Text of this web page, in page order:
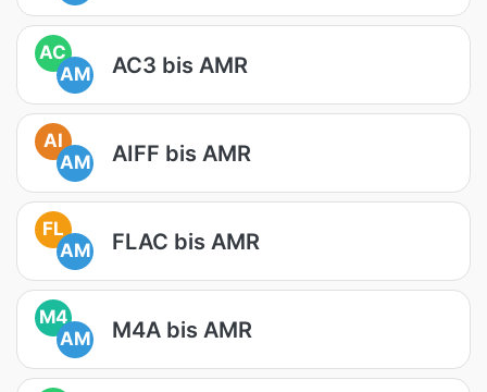
AC
AM
AC3 bis AMR
AI
AM
AIFF bis AMR
FL
AM
FLAC bis AMR
M4
AM
M4A bis AMR